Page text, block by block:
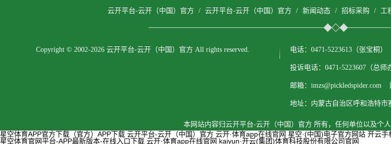
云开平台-云开（中国）官方 / 云开平台-云开（中国）官方 / 新闻动态 / 招标采购 / 工
Copyright © 2002-2026 云开平台-云开（中国）官方 All rights reserved. 电话：0471-5223613（张宝桐）
投诉电话：0471-5223607（总师
邮箱：imzs@pickledspider.com
地址：内蒙古自治区呼和浩特市
本网站内容归云开平台-云开（中国）官方 所有，任何单位以及个
星空体育APP官方下载（官方）APP下载 云开平台-云开（中国）官方 云开·体育app在线官网 星空·(中国)电子官方网站 开云手
星空体育官网平台-APP最新版本-在线入口下载 云开·体育app在线官网 kaiyun·开云(集团)体育科技股份有限公司官网